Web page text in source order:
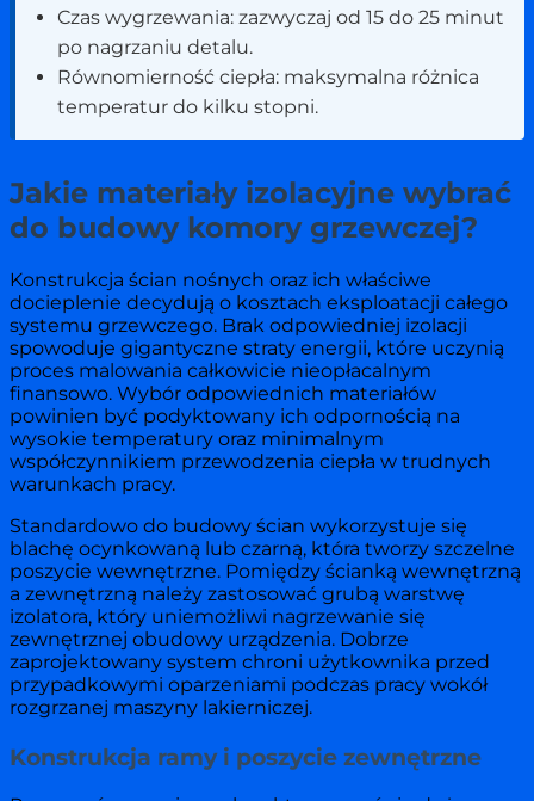
Czas wygrzewania: zazwyczaj od 15 do 25 minut
po nagrzaniu detalu.
Równomierność ciepła: maksymalna różnica
temperatur do kilku stopni.
Jakie materiały izolacyjne wybrać
do budowy komory grzewczej?
Konstrukcja ścian nośnych oraz ich właściwe
docieplenie decydują o kosztach eksploatacji całego
systemu grzewczego. Brak odpowiedniej izolacji
spowoduje gigantyczne straty energii, które uczynią
proces malowania całkowicie nieopłacalnym
finansowo. Wybór odpowiednich materiałów
powinien być podyktowany ich odpornością na
wysokie temperatury oraz minimalnym
współczynnikiem przewodzenia ciepła w trudnych
warunkach pracy.
Standardowo do budowy ścian wykorzystuje się
blachę ocynkowaną lub czarną, która tworzy szczelne
poszycie wewnętrzne. Pomiędzy ścianką wewnętrzną
a zewnętrzną należy zastosować grubą warstwę
izolatora, który uniemożliwi nagrzewanie się
zewnętrznej obudowy urządzenia. Dobrze
zaprojektowany system chroni użytkownika przed
przypadkowymi oparzeniami podczas pracy wokół
rozgrzanej maszyny lakierniczej.
Konstrukcja ramy i poszycie zewnętrzne